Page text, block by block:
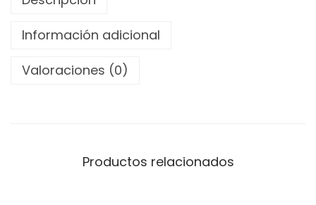
m
P
Información adicional
Valoraciones (0)
Productos relacionados